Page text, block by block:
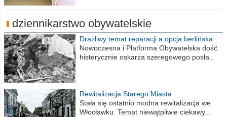
dziennikarstwo obywatelskie
Drażliwy temat reparacji a opcja berlińska
Nowoczesna i Platforma Obywatelska dość
histerycznie oskarża szeregowego posła..
Rewitalizacja Starego Miasta
Stała się ostatnio modna rewitalizacja we
Włocławku. Temat niewątpliwie ciekawy...